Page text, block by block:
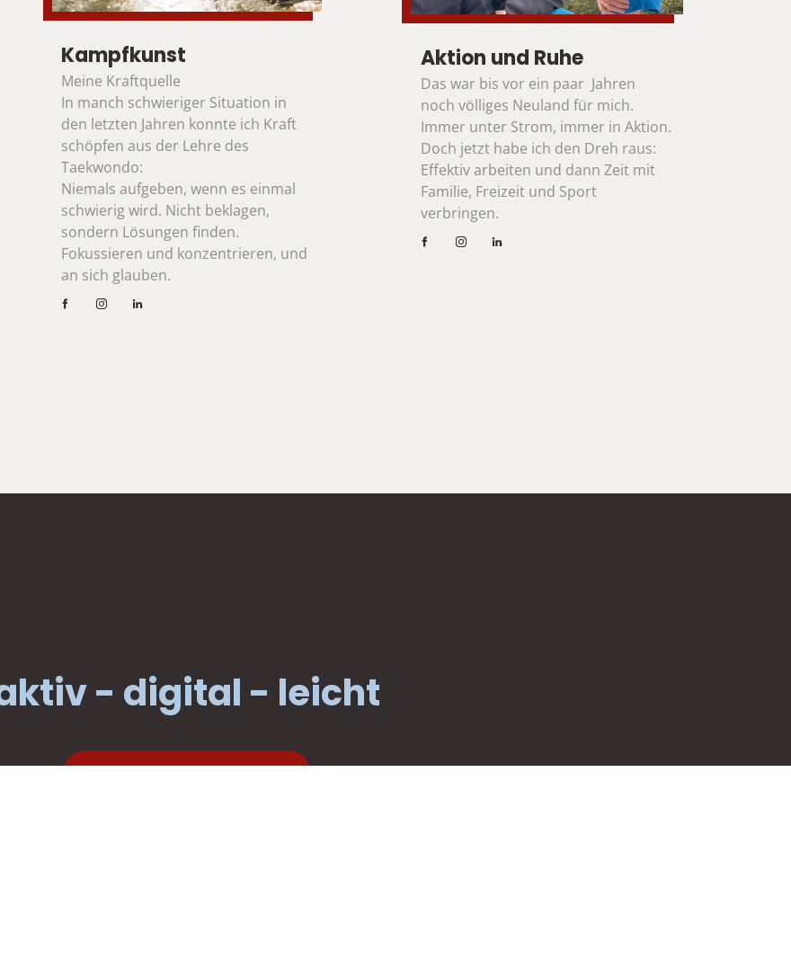
Kampfkunst
Meine Kraftquelle
In manch schwieriger Situation in
den letzten Jahren konnte ich Kraft
schöpfen aus der Lehre des
Taekwondo:
Niemals aufgeben, wenn es einmal
schwierig wird. Nicht beklagen,
sondern Lösungen finden.
Fokussieren und konzentrieren, und
an sich glauben.
Aktion und Ruhe
Das war bis vor ein paar  Jahren
noch völliges Neuland für mich.
Immer unter Strom, immer in Aktion.
Doch jetzt habe ich den Dreh raus:
Effektiv arbeiten und dann Zeit mit
Familie, Freizeit und Sport
verbringen.
- digital - leicht